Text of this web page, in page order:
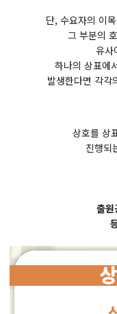
단, 수요자의 이
그 부분의
유사
하나의 상표에
발생한다면 각각
상호를 상
진행되
출